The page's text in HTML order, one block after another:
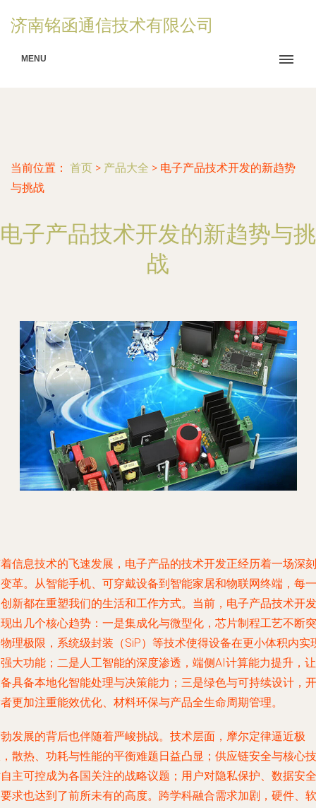
济南铭函通信技术有限公司
MENU
当前位置： 首页 > 产品大全 > 电子产品技术开发的新趋势
与挑战
电子产品技术开发的新趋势与挑
战
信息技术的飞速发展，电子产品的技术开发正经历着一场深刻
革。从智能手机、可穿戴设备到智能家居和物联网终端，每一
新都在重塑我们的生活和工作方式。当前，电子产品技术开发
出几个核心趋势：一是集成化与微型化，芯片制程工艺不断突
理极限，系统级封装（SiP）等技术使得设备在更小体积内实
大功能；二是人工智能的深度渗透，端侧AI计算能力提升，让
具备本地化智能处理与决策能力；三是绿色与可持续设计，开
更加注重能效优化、材料环保与产品全生命周期管理。
发展的背后也伴随着严峻挑战。技术层面，摩尔定律逼近极
散热、功耗与性能的平衡难题日益凸显；供应链安全与核心技
主可控成为各国关注的战略议题；用户对隐私保护、数据安全
求也达到了前所未有的高度。跨学科融合需求加剧，硬件、软